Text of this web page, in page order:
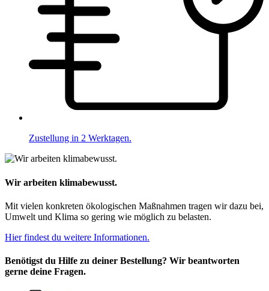
Zustellung in 2 Werktagen.
Wir arbeiten klimabewusst.
Mit vielen konkreten ökologischen Maßnahmen tragen wir dazu bei,
Umwelt und Klima so gering wie möglich zu belasten.
Hier findest du weitere Informationen.
Benötigst du Hilfe zu deiner Bestellung? Wir beantworten
gerne deine Fragen.